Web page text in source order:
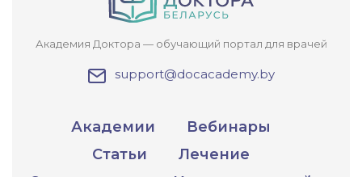
Академия Доктора — обучающий портал для врачей
support@docacademy.by
Академии
Вебинары
Статьи
Лечение